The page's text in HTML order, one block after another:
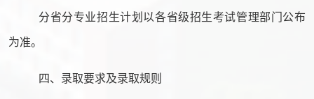
分省分专业招生计划以各省级招生考试管理部门公布
为准。
四、录取要求及录取规则